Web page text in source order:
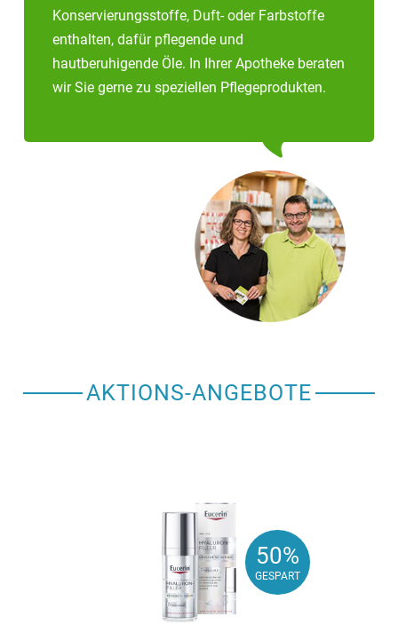
leben, können sie zunächst behalten werden.
– Die empfohlenen Impfungen sollten durchgeführt
werden. Impfungen lösen keine allergischen
Krankheiten aus.
Konservierungsstoffe, Duft- oder Farbstoffe
enthalten, dafür pflegende und
hautberuhigende Öle. In Ihrer Apotheke beraten
wir Sie gerne zu speziellen Pflegeprodukten.
AKTIONS-ANGEBOTE
50%
GESPART
50%
GESPART